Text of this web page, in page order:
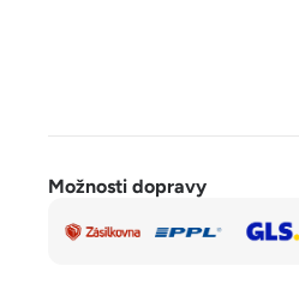
Možnosti dopravy